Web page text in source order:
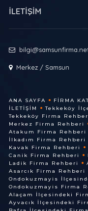
İLETİŞİM
Merkez / Samsun
ANA SAYFA FIRMA
İLETIŞIM
Tekkeköy
Tekkeköy Firma
Merkez Firma Rehberi
Atakum Firma Rehberi
İlkadım Firma Rehberi
Kavak Firma Rehberi
Canik Firma Rehberi
Ladik Firma Rehberi
Asarcık Firma Rehberi
Ondokuzmayis
Ondokuzmayis Firma
Alaçam İlçesindeki
Ayvacık İlçesindeki